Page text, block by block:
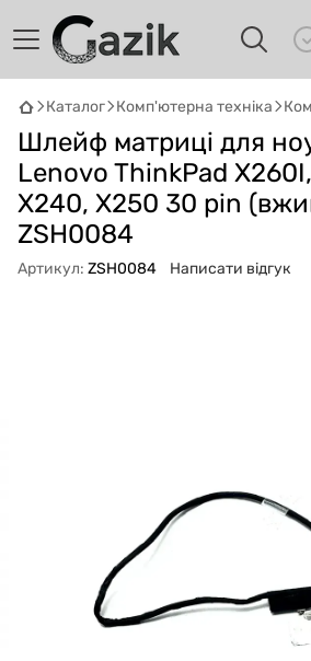
Каталог Комп'ютерна техніка
Шлейф матриці для
Lenovo ThinkPad
X240, X250 30 pin
ZSH0084
Артикул: ZSH0084 Написати відгук
Онлайн · пошук техніки
Привіт! 👋 Я Gazik AI —
підібрати вживану комп'ютерну
Що шукаєш?